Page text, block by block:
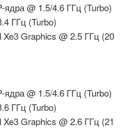
@ 1.5/4.6 ГГц (Turbo)
ГГц (Turbo)
Graphics @ 2.5 ГГц (20
@ 1.5/4.6 ГГц (Turbo)
ГГц (Turbo)
Graphics @ 2.6 ГГц (21